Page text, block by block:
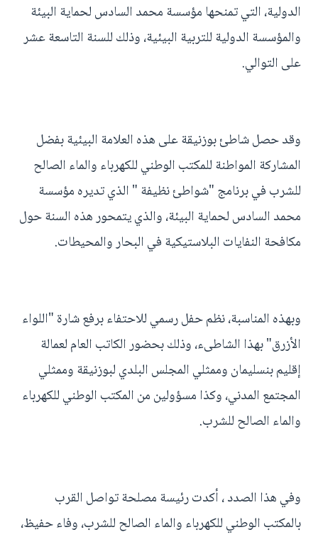
الدولية، التي تمنحها مؤسسة محمد السادس لحماية البيئة
والمؤسسة الدولية للتربية البيئية، وذلك للسنة التاسعة عشر
على التوالي.
وقد حصل شاطئ بوزنيقة على هذه العلامة البيئية بفضل
المشاركة المواطنة للمكتب الوطني للكهرباء والماء الصالح
للشرب في برنامج "شواطئ نظيفة " الذي تديره مؤسسة
محمد السادس لحماية البيئة، والذي يتمحور هذه السنة حول
مكافحة النفايات البلاستيكية في البحار والمحيطات.
وبهذه المناسبة، نظم حفل رسمي للاحتفاء برفع شارة "اللواء
الأزرق" بهذا الشاطىء، وذلك بحضور الكاتب العام لعمالة
إقليم بنسليمان وممثلي المجلس البلدي لبوزنيقة وممثلي
المجتمع المدني، وكذا مسؤولين من المكتب الوطني للكهرباء
والماء الصالح للشرب.
وفي هذا الصدد ، أكدت رئيسة مصلحة تواصل القرب
بالمكتب الوطني للكهرباء والماء الصالح للشرب، وفاء حفيظ،